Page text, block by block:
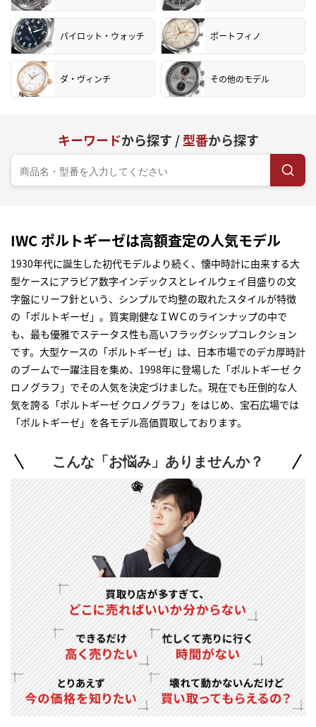
パイロット・ウォッチ ポートフィノ
ダ・ヴィンチ その他のモデル
キーワードから探す /型番から探す
IWC ポルトギーゼは高額査定の人気モデル
1930年代に誕生した初代モデルより続く、懐中時計に由来する大
型ケースにアラビア数字インデックスとレイルウェイ目盛りの文
字盤にリーフ針という、シンプルで均整の取れたスタイルが特徴
の「ポルトギーゼ」。質実剛健なＩＷＣのラインナップの中で
も、最も優雅でステータス性も高いフラッグシップコレクション
です。大型ケースの「ポルトギーゼ」は、日本市場でのデカ厚時計
のブームで一躍注目を集め、1998年に登場した「ポルトギーゼ ク
ロノグラフ」でその人気を決定づけました。現在でも圧倒的な人
気を誇る「ポルトギーゼ クロノグラフ」をはじめ、宝石広場では
「ポルトギーゼ」を各モデル高価買取しております。
こんな「お悩み」ありませんか？